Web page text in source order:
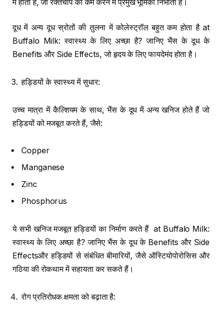
में होता है, जो रक्तचाप को कम करने में प्रमुख भूमिका निभाता है।
दूध में अन्य दूध स्रोतों की तुलना में कोलेस्ट्रॉल बहुत कम होता है at
Buffalo Milk: स्वास्थ्य के लिए अच्छा है? जानिए भैंस के दूध के
Benefits और Side Effects, जो हृदय के लिए फायदेमंद होता है।
हड्डियों के स्वास्थ्य में सुधार:
उच्च मात्रा में कैल्शियम के साथ, भैंस के दूध में अन्य खनिज होते हैं जो
हड्डियों को मजबूत करते हैं, जैसे:
Copper
Manganese
Zinc
Phosphorus
ये सभी खनिज मजबूत हड्डियों का निर्माण करते हैं at Buffalo Milk:
स्वास्थ्य के लिए अच्छा है? जानिए भैंस के दूध के Benefits और Side
Effectsऔर हड्डियों से संबंधित बीमारियों, जैसे ऑस्टियोपोरोसिस और
गठिया की रोकथाम में सहायता कर सकते हैं।
रोग प्रतिरोधक क्षमता को बढ़ाता है: